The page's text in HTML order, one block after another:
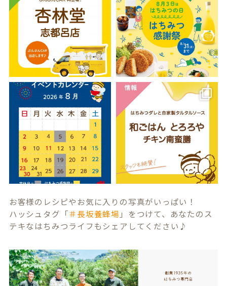
お客様のレシピやお気に入りの写真がいっぱい！
ハッシュタグ「＃長坂養蜂場 」をつけて、あなたのス
テキなはちみつライフもシェアしてください♪